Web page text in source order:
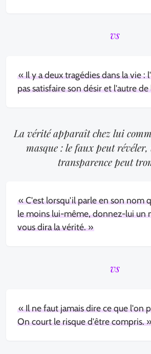
vs
« Il y a deux tragédies dans la vie :
pas satisfaire son désir et l'autre
La vérité apparaît chez lui
masque : le faux peut
transparence peut
« C'est lorsqu'il parle en son nom
le moins lui-même, donnez-lui un
vous dira la vérité. »
vs
« Il ne faut jamais dire ce que l'on
On court le risque d'être compris.